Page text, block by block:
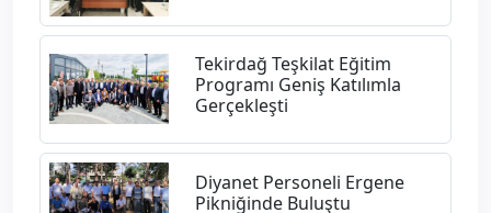
Tekirdağ Teşkilat Eğitim
Programı Geniş Katılımla
Gerçekleşti
Diyanet Personeli Ergene
Pikniğinde Buluştu